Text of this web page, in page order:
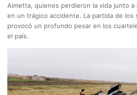
Aimetta, quienes perdieron la vida junto
en un trágico accidente. La partida de los
provocó un profundo pesar en los
el país.